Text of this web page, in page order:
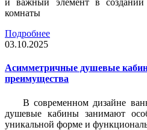
и важный элемент в
комнаты
Подробнее
03.10.2025
Асимметричные душевые
преимущества
В современном дизайне
душевые кабины занимают
уникальной форме и